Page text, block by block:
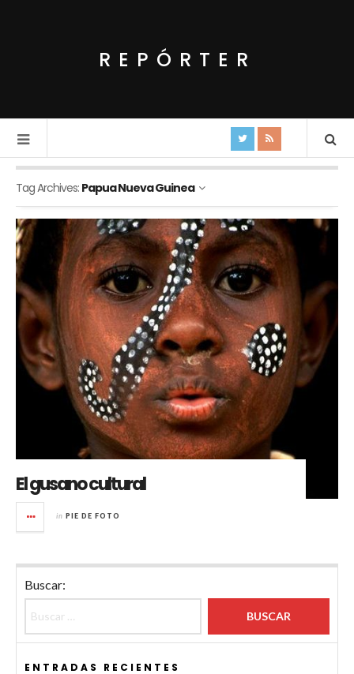
REPÓRTER
Tag Archives: Papua Nueva Guinea
El gusano cultural
in PIE DE FOTO
Buscar:
ENTRADAS RECIENTES